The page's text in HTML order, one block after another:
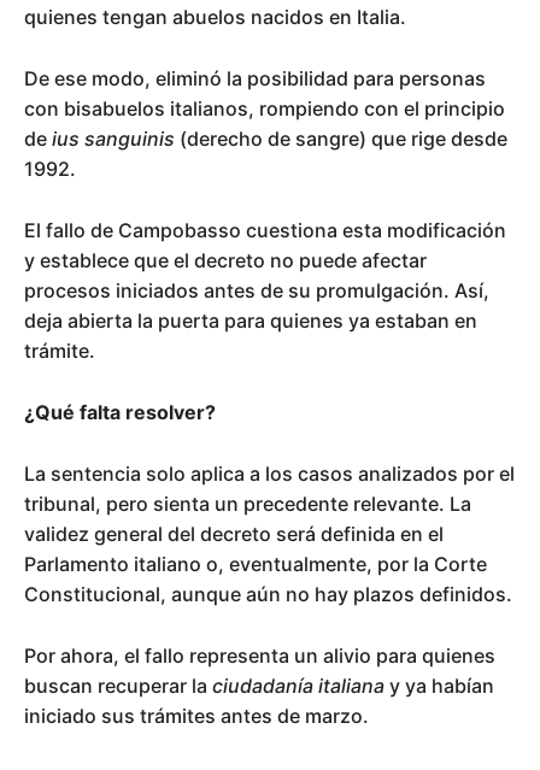
quienes tengan abuelos nacidos en Italia.
De ese modo, eliminó la posibilidad para personas
con bisabuelos italianos, rompiendo con el principio
de ius sanguinis (derecho de sangre) que rige desde
1992.
El fallo de Campobasso cuestiona esta modificación
y establece que el decreto no puede afectar
procesos iniciados antes de su promulgación. Así,
deja abierta la puerta para quienes ya estaban en
trámite.
¿Qué falta resolver?
La sentencia solo aplica a los casos analizados por el
tribunal, pero sienta un precedente relevante. La
validez general del decreto será definida en el
Parlamento italiano o, eventualmente, por la Corte
Constitucional, aunque aún no hay plazos definidos.
Por ahora, el fallo representa un alivio para quienes
buscan recuperar la ciudadanía italiana y ya habían
iniciado sus trámites antes de marzo.